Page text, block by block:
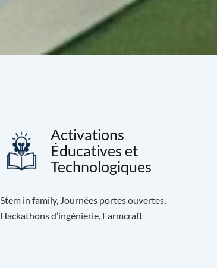
Activations
Éducatives et
Technologiques
Stem in family, Journées portes ouvertes,
Hackathons d’ingénierie, Farmcraft